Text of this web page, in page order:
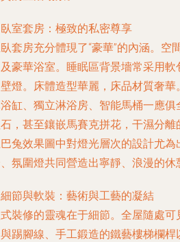
臥室套房：極致的私密尊享
套房充分體現了“豪華”的內涵。空
豪華浴室。睡眠區背景墻常采用
燈。床體造型華麗，床品材質奢
缸、獨立淋浴房、智能馬桶一應
，甚至鑲嵌馬賽克拼花，干濕分
兔效果圖中對燈光層次的設計尤
氛圍燈共同營造出寧靜、浪漫的休
細節與軟裝：藝術與工藝的凝結
裝修的靈魂在于細節。全屋隨處
踢腳線、手工鍛造的鐵藝樓梯欄